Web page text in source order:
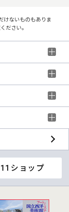
けないものもありま
ださい。
ショップ